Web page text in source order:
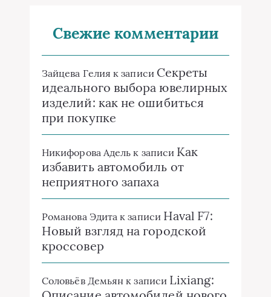
Свежие комментарии
Зайцева Гелия к записи Секреты
идеального выбора ювелирных
изделий: как не ошибиться
при покупке
Никифорова Адель к записи Как
избавить автомобиль от
неприятного запаха
Романова Эдита к записи Haval F7:
Новый взгляд на городской
кроссовер
Соловьёв Демьян к записи Lixiang: